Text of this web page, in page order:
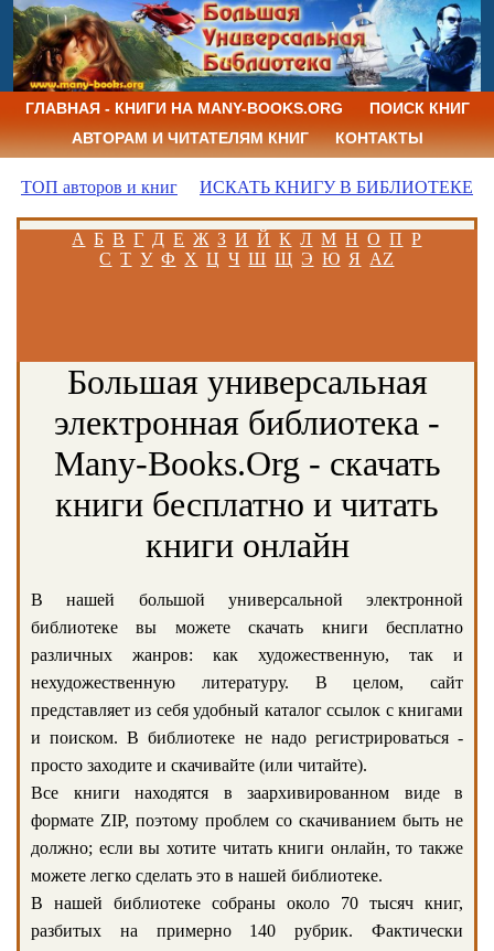
ГЛАВНАЯ - КНИГИ НА MANY-BOOKS.ORG
ПОИСК КНИГ
АВТОРАМ И ЧИТАТЕЛЯМ КНИГ
КОНТАКТЫ
ТОП авторов и книг ИСКАТЬ КНИГУ В БИБЛИОТЕКЕ
А Б В Г Д Е Ж З И Й К Л М Н О П Р
С Т У Ф Х Ц Ч Ш Щ Э Ю Я AZ
Большая универсальная
электронная библиотека -
Many-Books.Org - скачать
книги бесплатно и читать
книги онлайн
В нашей большой универсальной электронной
библиотеке вы можете скачать книги бесплатно
различных жанров: как художественную, так и
нехудожественную литературу. В целом, сайт
представляет из себя удобный каталог ссылок с книгами
и поиском. В библиотеке не надо регистрироваться -
просто заходите и скачивайте (или читайте).
Все книги находятся в заархивированном виде в
формате ZIP, поэтому проблем со скачиванием быть не
должно; если вы хотите читать книги онлайн, то также
можете легко сделать это в нашей библиотеке.
В нашей библиотеке собраны около 70 тысяч книг,
разбитых на примерно 140 рубрик. Фактически